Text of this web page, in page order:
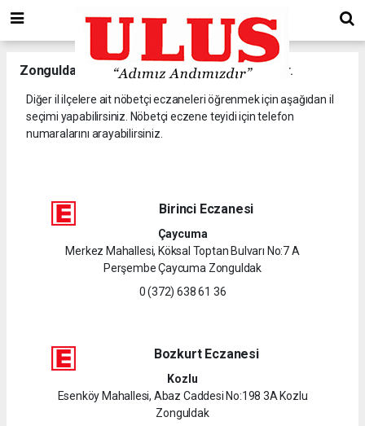
Zonguldak il ve ilçelerine ait nöbetçi eczaneler.
Diğer il ilçelere ait nöbetçi eczaneleri öğrenmek için aşağıdan il
seçimi yapabilirsiniz. Nöbetçi eczene teyidi için telefon
numaralarını arayabilirsiniz.
Birinci Eczanesi
Çaycuma
Merkez Mahallesi, Köksal Toptan Bulvarı No:7 A
Perşembe Çaycuma Zonguldak
0 (372) 638 61 36
Bozkurt Eczanesi
Kozlu
Esenköy Mahallesi, Abaz Caddesi No:198 3A Kozlu
Zonguldak